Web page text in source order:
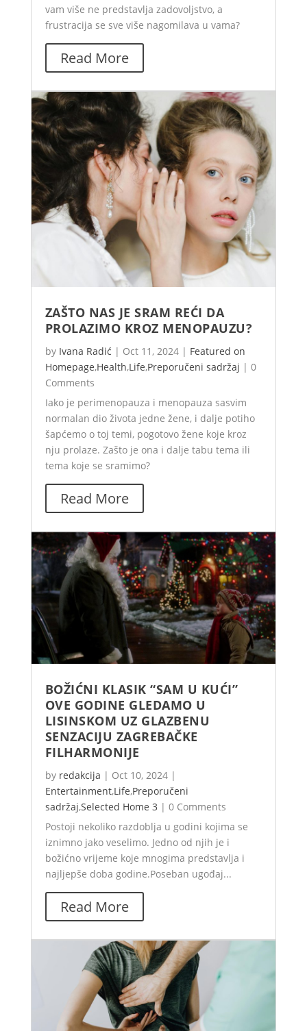
vam više ne predstavlja zadovoljstvo, a
frustracija se sve više nagomilava u vama?
Read More
ZAŠTO NAS JE SRAM REĆI DA
PROLAZIMO KROZ MENOPAUZU?
by Ivana Radić | Oct 11, 2024 | Featured on
Homepage,Health,Life,Preporučeni sadržaj | 0
Comments
Iako je perimenopauza i menopauza sasvim
normalan dio života jedne žene, i dalje potiho
šapćemo o toj temi, pogotovo žene koje kroz
nju prolaze. Zašto je ona i dalje tabu tema ili
tema koje se sramimo?
Read More
BOŽIĆNI KLASIK “SAM U KUĆI”
OVE GODINE GLEDAMO U
LISINSKOM UZ GLAZBENU
SENZACIJU ZAGREBAČKE
FILHARMONIJE
by redakcija | Oct 10, 2024 |
Entertainment,Life,Preporučeni
sadržaj,Selected Home 3 | 0 Comments
Postoji nekoliko razdoblja u godini kojima se
iznimno jako veselimo. Jedno od njih je i
božićno vrijeme koje mnogima predstavlja i
najljepše doba godine.Poseban ugođaj...
Read More